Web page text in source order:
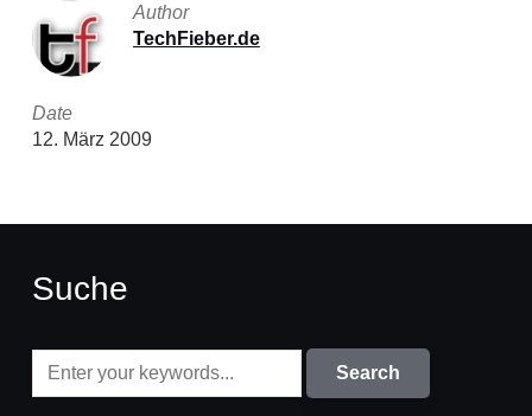
Author
TechFieber.de
Date
12. März 2009
Suche